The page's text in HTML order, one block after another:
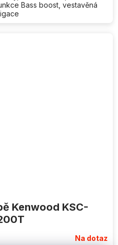
Bass boost, vestavěná
Kenwood KSC-
Na dotaz